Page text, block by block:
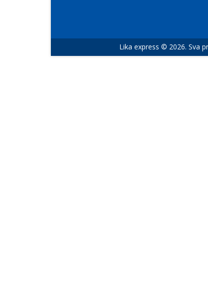
Lika express © 2026. Sva